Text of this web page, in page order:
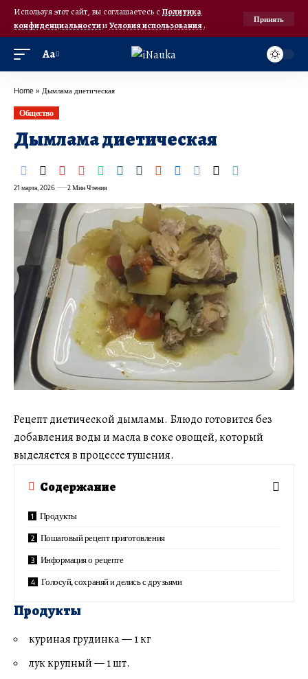
Используя этот сайт, вы соглашаетесь с Политика
конфиденциальностииУсловия использования.
Принять
Аа
Home » Дымлама диетическая
Общество
Дымлама диетическая
21 марта, 2026 2 Мин Чтения
Рецепт диетической дымламы. Блюдо готовится без
добавления воды и масла в соке овощей, который
выделяется в процессе тушения.
Содержание
Продукты
Пошаговый рецепт приготовления
Информация о рецепте
Голосуй, сохраняй и делись с друзьями
Продукты
куриная грудинка — 1 кг
лук крупный — 1 шт.